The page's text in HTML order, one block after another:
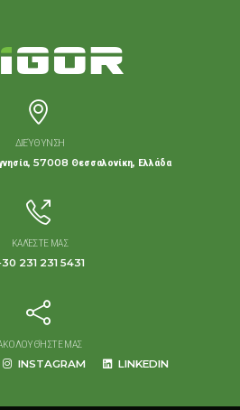
ΔΙΕΎΘΥΝΣΗ
57008 Θεσσαλονίκη, Ελλάδα
ΚΑΛΈΣΤΕ ΜΑΣ
231 231 5431
ΜΑΣ
INSTAGRAM LINKEDIN